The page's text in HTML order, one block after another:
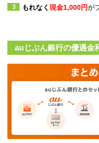
もれなく 現金1,000円が
auじぶん銀行の優遇金